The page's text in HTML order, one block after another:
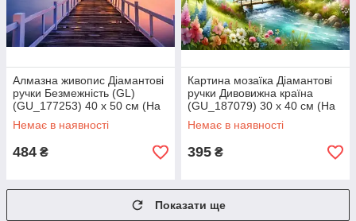
Алмазна живопис Діамантові
ручки Безмежність (GL)
(GU_177253) 40 х 50 см (На
підрамнику)
Немає в наявності
484 ₴
Картина мозаїка Діамантові
ручки Дивовижна країна
(GU_187079) 30 х 40 см (На
підрамнику)
Немає в наявності
395 ₴
Показати ще